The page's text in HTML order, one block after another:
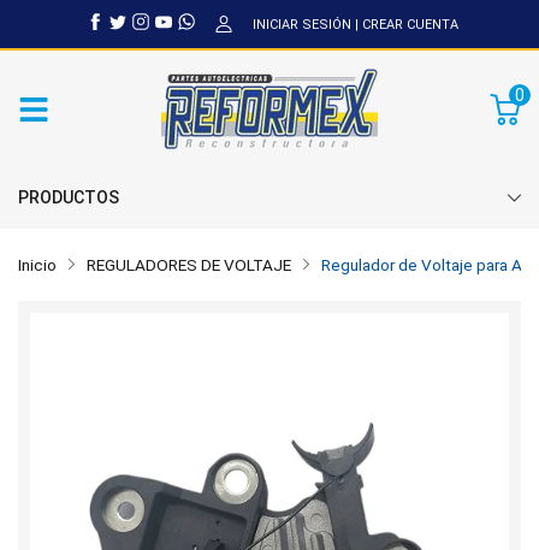
INICIAR SESIÓN | CREAR CUENTA
0
PRODUCTOS
Inicio REGULADORES DE VOLTAJE Regulador de Voltaje para